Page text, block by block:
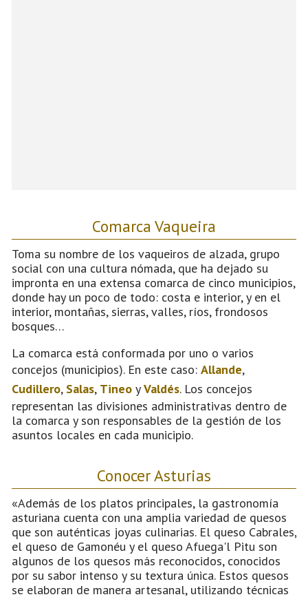
Comarca Vaqueira
Toma su nombre de los vaqueiros de alzada, grupo
social con una cultura nómada, que ha dejado su
impronta en una extensa comarca de cinco municipios,
donde hay un poco de todo: costa e interior, y en el
interior, montañas, sierras, valles, ríos, frondosos
bosques…
La comarca está conformada por uno o varios
concejos (municipios). En este caso: Allande,
Cudillero, Salas, Tineo yValdés. Los concejos
representan las divisiones administrativas dentro de
la comarca y son responsables de la gestión de los
asuntos locales en cada municipio.
Conocer Asturias
«Además de los platos principales, la gastronomía
asturiana cuenta con una amplia variedad de quesos
que son auténticas joyas culinarias. El queso Cabrales,
el queso de Gamonéu y el queso Afuega'l Pitu son
algunos de los quesos más reconocidos, conocidos
por su sabor intenso y su textura única. Estos quesos
se elaboran de manera artesanal, utilizando técnicas